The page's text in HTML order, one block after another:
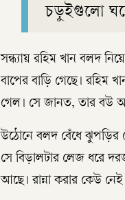
চড়ুইগুলো
সন্ধ্যায় রহিম খান বলদ
বাপের বাড়ি গেছে। রহিম
গেল। সে জানত, তার বউ
উঠোনে বলদ বেঁধে ঝুপড়ির
সে বিড়ালটার লেজ ধরে
আছে। রান্না করার কেউ